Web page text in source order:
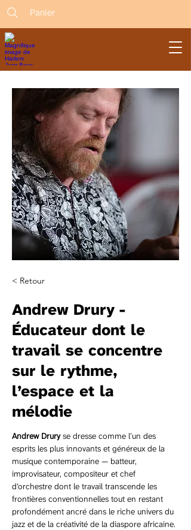
Panier
< Retour
Andrew Drury -
Éducateur dont le
travail se concentre
sur le rythme,
l’espace et la
mélodie
Andrew Drury se dresse comme l’un des
esprits les plus innovants et généreux de la
musique contemporaine — batteur,
improvisateur, compositeur et chef
d’orchestre dont le travail transcende les
frontières conventionnelles tout en restant
profondément ancré dans le riche univers du
jazz et de la créativité de la diaspore africaine.